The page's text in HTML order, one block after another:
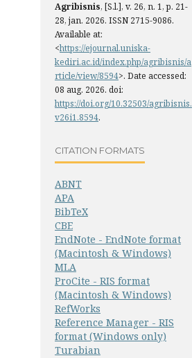
Agribisnis, [S.l.], v. 26, n. 1, p. 21-
28, jan. 2026. ISSN 2715-9086.
Available at:
<https://ejournal.uniska-
kediri.ac.id/index.php/agribisnis/a
rticle/view/8594>. Date accessed:
08 aug. 2026. doi:
https://doi.org/10.32503/agribisnis.
v26i1.8594.
CITATION FORMATS
ABNT
APA
BibTeX
CBE
EndNote - EndNote format
(Macintosh & Windows)
MLA
ProCite - RIS format
(Macintosh & Windows)
RefWorks
Reference Manager - RIS
format (Windows only)
Turabian